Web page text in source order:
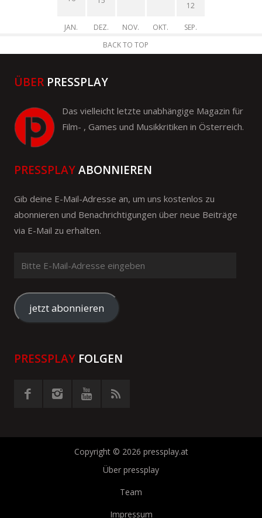
JAN. DEZ. NOV. OKT.
12
SEP.
BACK TO TOP
ÜBER PRESSPLAY
Das vielleicht letzte unabhängige Magazin für
Film- , Games und Musikkritiken in Österreich.
PRESSPLAYABONNIEREN
Gib deine E-Mail-Adresse an, um uns kostenlos zu
abonnieren und Benachrichtigungen über neue Beiträge
via E-Mail zu erhalten.
Mail-
Adresse
eingeben
jetzt abonnieren
PRESSPLAY FOLGEN
Copyright © 2026 pressplay.at
Über pressplay
Team
Impressum